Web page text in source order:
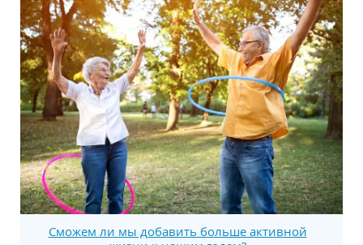
Сможем ли мы добавить больше активной